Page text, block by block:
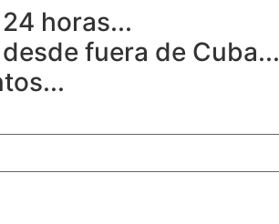
horas...
fuera de Cuba...